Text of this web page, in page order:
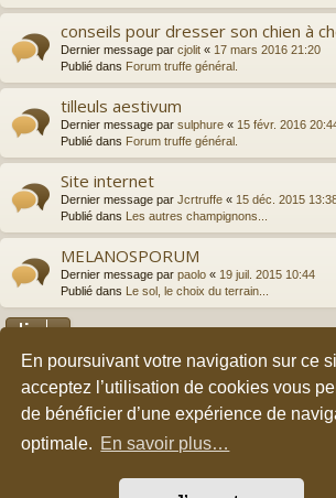
En poursuivant votre navigation sur ce
acceptez l’utilisation de cookies vous
de bénéficier d’une expérience de
optimale. En savoir plus…
conseils pour dresser son chien à
Dernier message par cjolit « 17 mars 2016 21:20
Publié dans Forum truffe général.
tilleuls aestivum
Dernier message par sulphure « 15 févr. 2016
Publié dans Forum truffe général.
Site internet
Dernier message par Jcrtruffe « 15 déc. 2015
Publié dans
Les autres champignons...
MELANOSPORUM
Dernier message par paolo « 19 juil. 2015 10:44
Publié dans
Le sol, le choix du terrain...
La recherche a retourné 149 résultats 1
Accueil du forum
Développé parphpBB® Forum Software ©